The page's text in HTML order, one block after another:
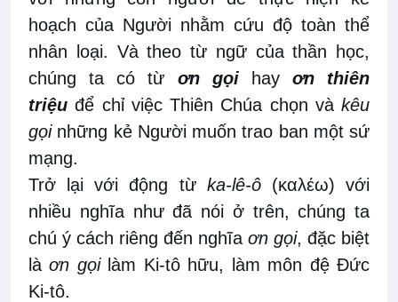
hoạch của Người nhằm cứu độ toàn thể
nhân loại. Và theo từ ngữ của thần học,
chúng ta có từ ơn gọi hayơn thiên
triệu để chỉ việc Thiên Chúa chọn và kêu
gọinhững kẻ Người muốn trao ban một sứ
mạng.
Trở lại với động từ ka-lê-ô (καλέω) với
nhiều nghĩa như đã nói ở trên, chúng ta
chú ý cách riêng đến nghĩa ơn gọi, đặc biệt
làơn gọilàm Ki-tô hữu, làm môn đệ Đức
Ki-tô.